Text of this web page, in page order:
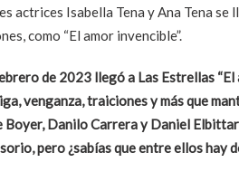
actrices Isabella Tena y Ana Tena
como “El amor invencible”.
de 2023 llegó a Las Estrellas “El
venganza, traiciones y más que
Boyer,Danilo Carreray Daniel
pero ¿sabías que entre ellos hay